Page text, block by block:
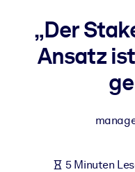
Bauen Sie eine
Integrieren Sie
Für
„Der
Ansatz
5 Minuten